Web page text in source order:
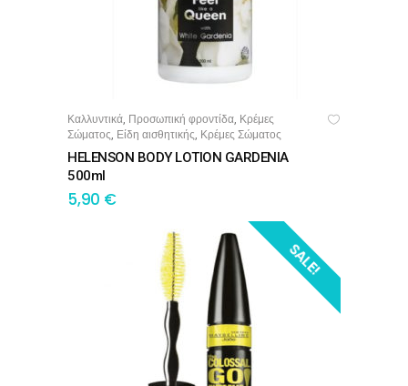
ΠΡΟΣΘΉΚΗ ΣΤΟ ΚΑΛΆΘΙ
Καλλυντικά, Προσωπική φροντίδα, Κρέμες
Σώματος, Είδη αισθητικής, Κρέμες Σώματος
HELENSON BODY LOTION GARDENIA
500ml
5,90 €
SALE!